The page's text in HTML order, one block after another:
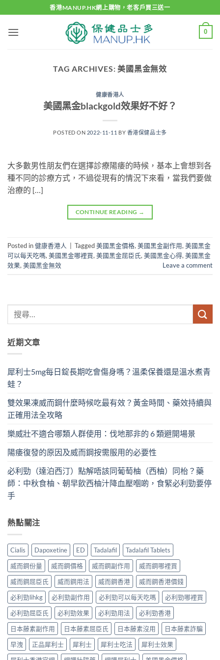
to
content
香港MANUP.HK網上購物，老客戶買三送一
0
TAG ARCHIVES: 美國黑金無效
健康香港人
美國黑金blackgold效果好不好？
POSTED ON 2022-11-11 BY 香港保健品士多
大多數男性朋友們在選擇診療陽痿的時候，基本上會想到各
種不同的診療方式，不過從現有的情況下來看，當我們要做
治療的 […]
CONTINUE READING →
Posted in健康香港人 Tagged美國黑金價格, 美國黑金副作用, 美國黑金
可以每天吃嗎, 美國黑金哪裡買, 美國黑金屈臣氏, 美國黑金心得, 美國黑金
效果, 美國黑金無效 Leave a comment
近期文章
犀利士5mg每日錠長期吃會傷身嗎？溫柔保養還是溫水煮青
蛙？
雙效果凍威而鋼什麼時候吃最有效？黃金時間、藥效持續與
正確用法全攻略
樂威壯不適合哪類人群使用：伐地那非的 6 類避開場景
陽痿復發的原因及威而鋼按需服用的必要性
必利勁（達泊西汀）點解唔該同葡萄柚（西柚）同枱？藥
師：中秋食柚、朝早飲西柚汁降血壓嗰啲，食緊必利勁要停
手
熱點關注
Cialis Dapoxetine ED Tadalafil
Tadalafil Tablets
威而鋼份量
威而鋼價格 威而鋼副作用
威而鋼哪裡買
威而鋼屈臣氏
威而鋼用法 威而鋼香港
威而鋼香港價錢
必利勁lihkg
必利勁副作用 必利勁可以每天吃嗎
必利勁哪裡買
必利勁屈臣氏
必利勁效果 必利勁用法
必利勁香港
日本藤素副作用
日本藤素屈臣氏 日本藤素沒用
日本藤素詐騙
早洩
正品犀利士 犀利士 犀利士吃法
犀利士效果